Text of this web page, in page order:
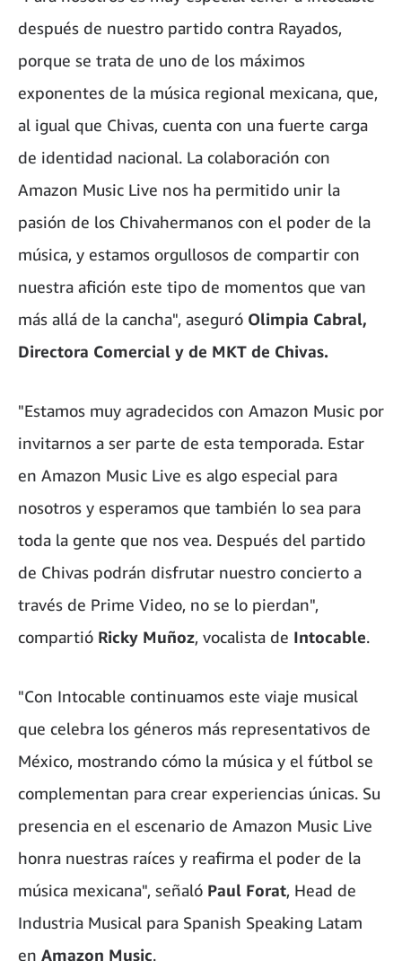
después de nuestro partido contra Rayados,
porque se trata de uno de los máximos
exponentes de la música regional mexicana, que,
al igual que Chivas, cuenta con una fuerte carga
de identidad nacional. La colaboración con
Amazon Music Live nos ha permitido unir la
pasión de los Chivahermanos con el poder de la
música, y estamos orgullosos de compartir con
nuestra afición este tipo de momentos que van
más allá de la cancha", aseguró Olimpia Cabral,
Directora Comercial y de MKT de Chivas.
"Estamos muy agradecidos con Amazon Music por
invitarnos a ser parte de esta temporada. Estar
en Amazon Music Live es algo especial para
nosotros y esperamos que también lo sea para
toda la gente que nos vea. Después del partido
de Chivas podrán disfrutar nuestro concierto a
través de Prime Video, no se lo pierdan",
compartió Ricky Muñoz, vocalista de Intocable.
"Con Intocable continuamos este viaje musical
que celebra los géneros más representativos de
México, mostrando cómo la música y el fútbol se
complementan para crear experiencias únicas. Su
presencia en el escenario de Amazon Music Live
honra nuestras raíces y reafirma el poder de la
música mexicana", señaló Paul Forat, Head de
Industria Musical para Spanish Speaking Latam
en Amazon Music.